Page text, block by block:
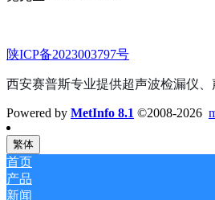
陕ICP备2023003797号
西安赛普斯专业提供超声波检漏仪
Powered by MetInfo 8.1 ©2008-2026
繁体
首页
产品
新闻